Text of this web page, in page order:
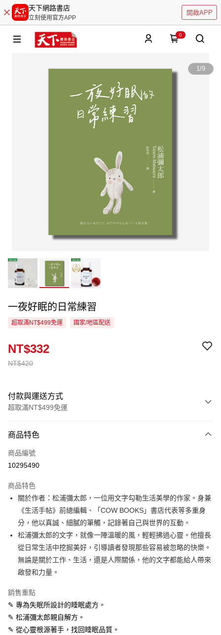
天下網路書店
立刻使用官方APP
開啟APP
0
1/9
一夜好眠的日常練習
超取滿NT$499免運 國家/地區配送
NT$420
NT$332
付款與運送方式
超取滿NT$499免運
信用卡一次付款
超商取貨付款
Apple Pay
街口支付
悠遊付
ATM付款
運送方式
全家取貨付款
每筆NT$50，滿NT$499(含以上)免運費
付款後全家取貨
商品特色
商品編號
10295490
商品特色
關於作者：松浦彌太郎，一位用文字勾勒生活美學的作家。身兼
《生活手帖》前總編輯、「COW BOOKS」書店代表等多重身
分，他以真誠、細膩的筆觸，記錄著自己與世界的互動。
松浦彌太郎的文字，就像一陣溫暖的風，輕輕拂過心靈。他擅長
從日常生活中挖掘美好，引導讀者發現那些容易被忽略的快樂。
無論是關於工作、生活，還是人際關係，他的文字都能給人帶來
啟發和力量。
銷售重點
✎ 專為失眠所設計的睡眠處方。
✎ 松浦彌太郎親自解方。
✎ 從心靈根源著手，找回睡眠品質。